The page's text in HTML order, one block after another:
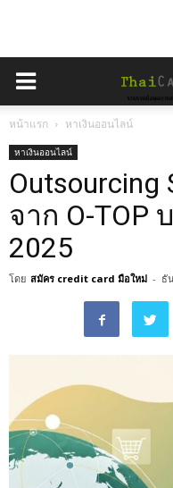
หน้าแรก หาเงินออนไลน์
หาเงินออนไลน์
Outsourcing
จาก O-TOP
2025
โดย สมัคร credit card มือใหม่ - ธั